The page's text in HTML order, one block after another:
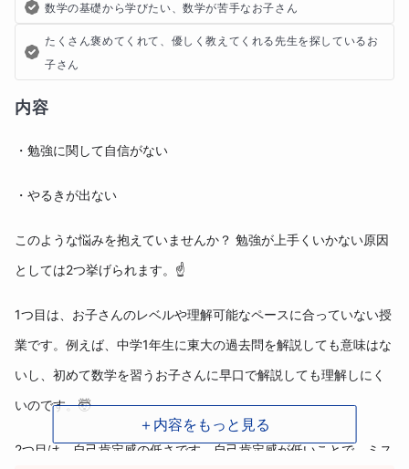
数学の基礎から学びたい、数学が苦手なお子さん
たくさん褒めてくれて、優しく教えてくれる先生を探しているお
子さん
内容
・勉強に関して自信がない
・やるきが出ない
このような悩みを抱えていませんか？ 勉強が上手くいかない原因
としては2つ挙げられます。☝️
1つ目は、お子さんのレベルや理解可能なペースに合っていない授
業です。例えば、中学1年生に東大の過去問を解説しても意味はな
いし、初めて数学を習うお子さんに早口で解説しても理解しにく
いのです。🤯
2つ目は、自己肯定感の低さです。自己肯定感が低いことで、ミス
＋内容をもっと見る